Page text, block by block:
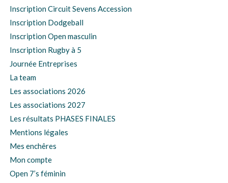
Inscription Circuit Sevens Accession
Inscription Dodgeball
Inscription Open masculin
Inscription Rugby à 5
Journée Entreprises
La team
Les associations 2026
Les associations 2027
Les résultats PHASES FINALES
Mentions légales
Mes enchêres
Mon compte
Open 7’s féminin